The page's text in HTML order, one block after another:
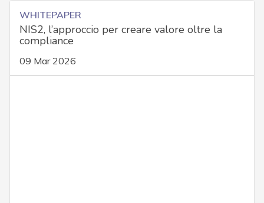
WHITEPAPER
NIS2, l’approccio per creare valore oltre la
compliance
09 Mar 2026